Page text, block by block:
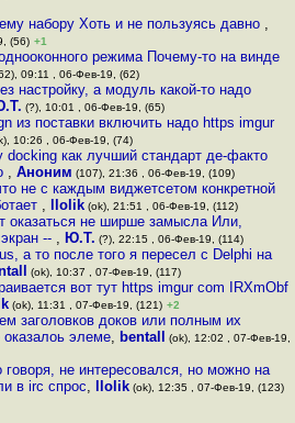
набору Хоть и не пользуясь давно ,
(56) +1
режима Почему-то на винде
09:11 , 06-Фев-19, (62)
настройку, а модуль какой-то надо
(?), 10:01 , 06-Фев-19, (65)
из поставки включить надо https imgur
10:26 , 06-Фев-19, (74)
как лучший стандарт де-факто
, Аноним (107), 21:36 , 06-Фев-19, (109)
не с каждым виджетсетом конкретной
, llolik (ok), 21:51 , 06-Фев-19, (112)
оказаться не ширше замысла Или,
-- , Ю.Т. (?), 22:15 , 06-Фев-19, (114)
а то после того я пересел с Delphi на
(ok), 10:37 , 07-Фев-19, (117)
вот тут https imgur com IRXmObf
(ok), 11:31 , 07-Фев-19, (121) +2
заголовков доков или полным их
элеме, bentall (ok), 12:02 , 07-Фев-19,
говоря, не интересовался, но можно на
в irc спрос, llolik(ok), 12:35 , 07-Фев-19, (123)